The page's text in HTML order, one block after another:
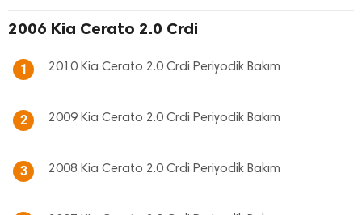
2006 Kia Cerato 2.0 Crdi
1 2010 Kia Cerato 2.0 Crdi Periyodik Bakım
2 2009 Kia Cerato 2.0 Crdi Periyodik Bakım
3 2008 Kia Cerato 2.0 Crdi Periyodik Bakım